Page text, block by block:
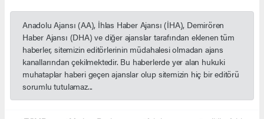
Anadolu Ajansı (AA), İhlas Haber Ajansı (İHA), Demirören
Haber Ajansı (DHA) ve diğer ajanslar tarafından eklenen tüm
haberler, sitemizin editörlerinin müdahalesi olmadan ajans
kanallarından çekilmektedir. Bu haberlerde yer alan hukuki
muhataplar haberi geçen ajanslar olup sitemizin hiç bir editörü
sorumlu tutulamaz...